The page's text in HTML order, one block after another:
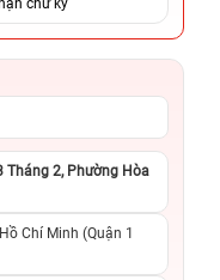
chữ ký
Tháng 2, Phường Hòa
Chí Minh (Quận 1